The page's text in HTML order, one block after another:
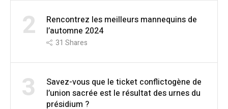
2
Rencontrez les meilleurs mannequins de
l’automne 2024
31 Shares
3
Savez-vous que le ticket conflictogène de
l’union sacrée est le résultat des urnes du
présidium ?